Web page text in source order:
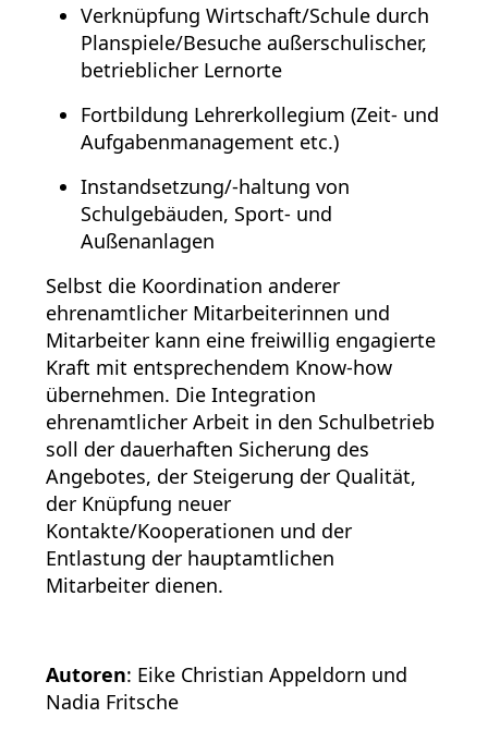
Verknüpfung Wirtschaft/Schule durch
Planspiele/Besuche außerschulischer,
betrieblicher Lernorte
Fortbildung Lehrerkollegium (Zeit- und
Aufgabenmanagement etc.)
Instandsetzung/-haltung von
Schulgebäuden, Sport- und
Außenanlagen
Selbst die Koordination anderer
ehrenamtlicher Mitarbeiterinnen und
Mitarbeiter kann eine freiwillig engagierte
Kraft mit entsprechendem Know-how
übernehmen. Die Integration
ehrenamtlicher Arbeit in den Schulbetrieb
soll der dauerhaften Sicherung des
Angebotes, der Steigerung der Qualität,
der Knüpfung neuer
Kontakte/Kooperationen und der
Entlastung der hauptamtlichen
Mitarbeiter dienen.
Autoren: Eike Christian Appeldorn und
Nadia Fritsche